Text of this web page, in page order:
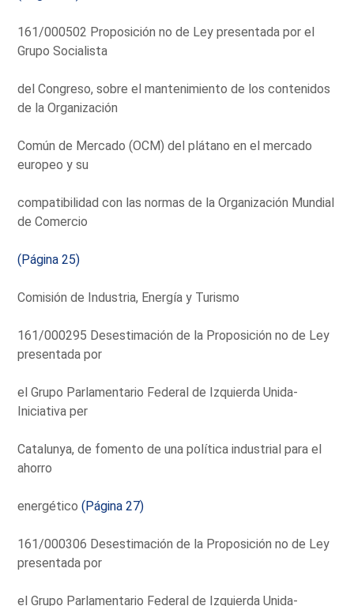
161/000502 Proposición no de Ley presentada por el
Grupo Socialista
del Congreso, sobre el mantenimiento de los contenidos
de la Organización
Común de Mercado (OCM) del plátano en el mercado
europeo y su
compatibilidad con las normas de la Organización Mundial
de Comercio
(Página 25)
Comisión de Industria, Energía y Turismo
161/000295 Desestimación de la Proposición no de Ley
presentada por
el Grupo Parlamentario Federal de Izquierda Unida-
Iniciativa per
Catalunya, de fomento de una política industrial para el
ahorro
energético(Página 27)
161/000306 Desestimación de la Proposición no de Ley
presentada por
el Grupo Parlamentario Federal de Izquierda Unida-